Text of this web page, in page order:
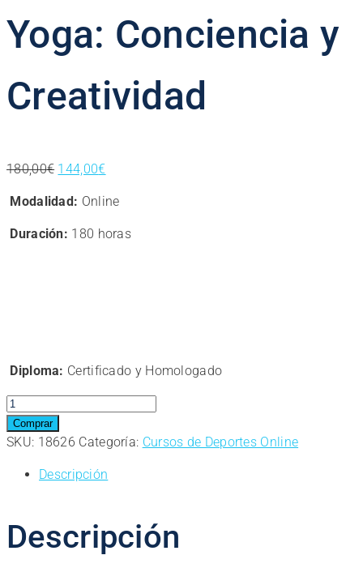
Yoga: Conciencia y
Creatividad
180,00€ El
original
era:
144,00€
actual
Modalidad: Online
Duración: 180 horas
Diploma: Certificado y Homologado
Curso
online.
Curso
Yoga:
Comprar
SKU: 18626 Categoría: Cursos de Deportes Online
Descripción
Descripción